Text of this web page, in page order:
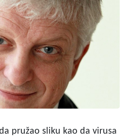
pružao sliku kao da virusa